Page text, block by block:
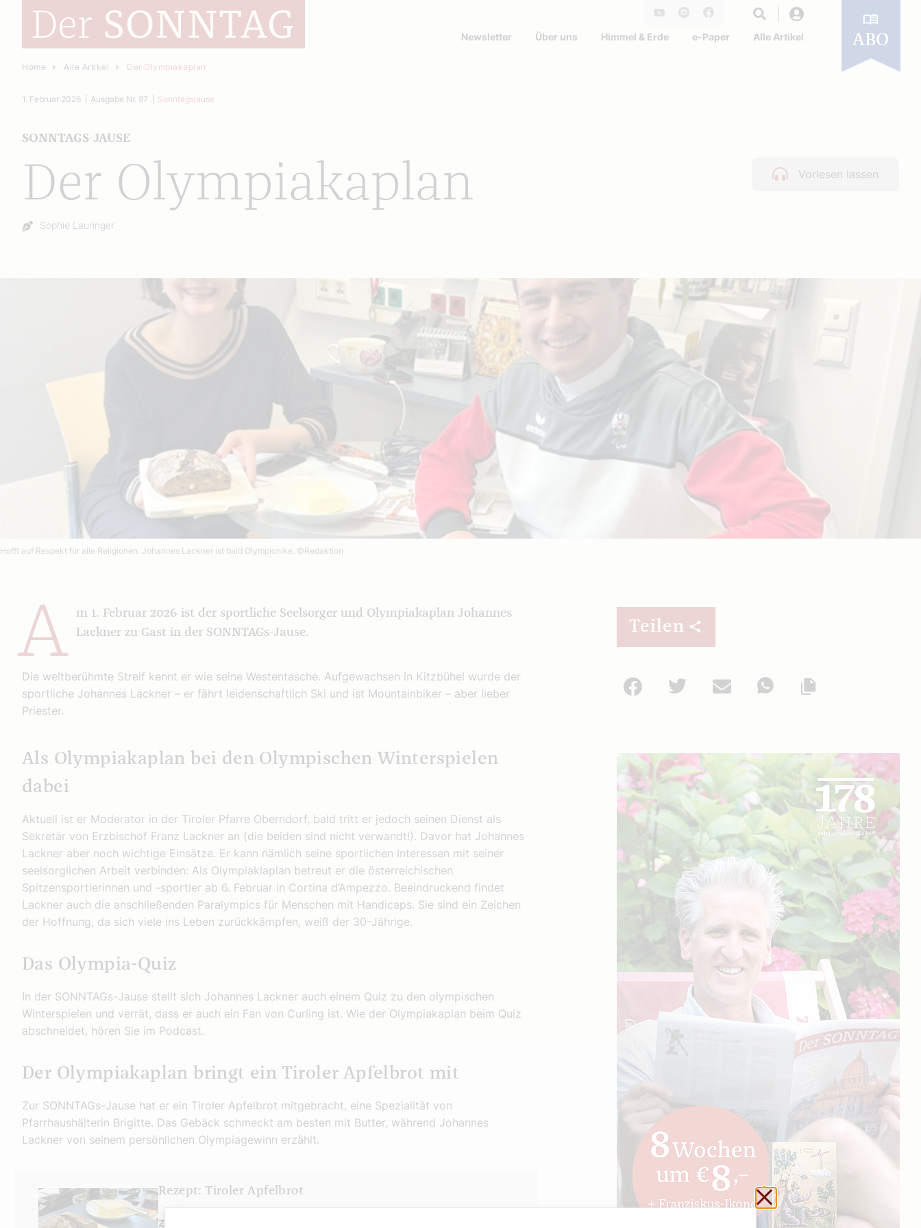
Facebook
Newsletter Über uns Himmel & Erde e-Paper Alle Artikel ABO
Home Alle Artikel Der Olympiakaplan
Vorlesen lassen
Der Olympiakaplan
SONNTAGS-JAUSE
1. Februar 2026 Ausgabe Nr. 97 Sonntagsjause
Autor:
Sophie Lauringer
Hofft auf Respekt für alle Religionen: Johannes Lackner ist bald Olympionike. ©Redaktion
A
m 1. Februar 2026 ist der sportliche Seelsorger und Olympiakaplan Johannes
Lackner zu Gast in der SONNTAGs-Jause.
Die weltberühmte Streif kennt er wie seine Westentasche. Aufgewachsen in Kitzbühel wurde der
sportliche Johannes Lackner – er fährt leidenschaftlich Ski und ist Mountainbiker – aber lieber
Priester.
Als Olympiakaplan bei den Olympischen Winterspielen
dabei
Aktuell ist er Moderator in der Tiroler Pfarre Oberndorf, bald tritt er jedoch seinen Dienst als
Sekretär von Erzbischof Franz Lackner an (die beiden sind nicht verwandt!). Davor hat Johannes
Lackner aber noch wichtige Einsätze. Er kann nämlich seine sportlichen Interessen mit seiner
seelsorglichen Arbeit verbinden: Als Olympiaklaplan betreut er die österreichischen
Spitzensportlerinnen und -sportler ab 6. Februar in Cortina d’Ampezzo. Beeindruckend findet
Lackner auch die anschließenden Paralympics für Menschen mit Handicaps. Sie sind ein Zeichen
der Hoffnung, da sich viele ins Leben zurückkämpfen, weiß der 30-Jährige.
Das Olympia-Quiz
In der SONNTAGs-Jause stellt sich Johannes Lackner auch einem Quiz zu den olympischen
Winterspielen und verrät, dass er auch ein Fan von Curling ist. Wie der Olympiakaplan beim Quiz
abschneidet, hören Sie im Podcast.
Der Olympiakaplan bringt ein Tiroler Apfelbrot mit
Zur SONNTAGs-Jause hat er ein Tiroler Apfelbrot mitgebracht, eine Spezialität von
Pfarrhaushälterin Brigitte. Das Gebäck schmeckt am besten mit Butter, während Johannes
Lackner von seinem persönlichen Olympiagewinn erzählt.
Rezept: Tiroler Apfelbrot
Zutaten:
Teilen
Facebook
Twitter Mail
WhatsApp
Schließen ohne zu